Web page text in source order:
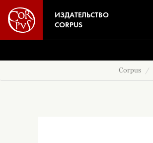
ИЗДАТЕЛЬСТВО
CORPUS
Corpus